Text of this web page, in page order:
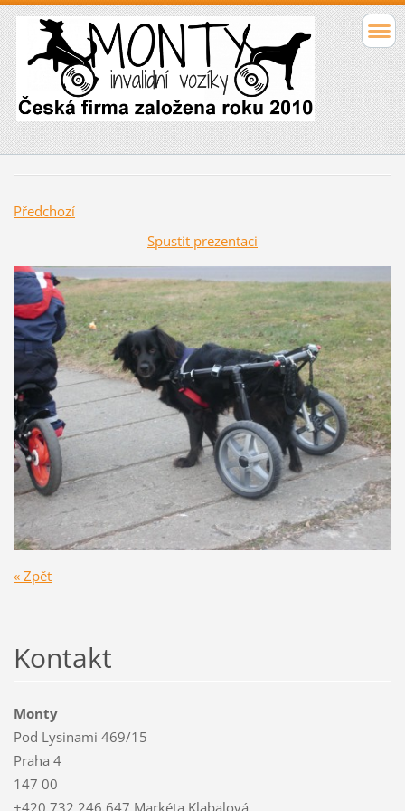
Předchozí
Spustit prezentaci
« Zpět
Kontakt
Monty
Pod Lysinami 469/15
Praha 4
147 00